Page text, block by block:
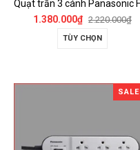
1.380.000₫ 2.220.000₫
TÙY CHỌN
SALE